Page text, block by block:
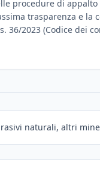
procedure di
trasparenza e la
36/2023 (Codice dei
naturali, altri